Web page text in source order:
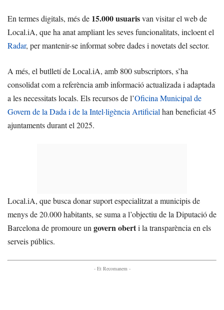
En termes digitals, més de 15.000 usuarisvan visitar el web de
Local.iA, que ha anat ampliant les seves funcionalitats, incloent el
Radar, per mantenir-se informat sobre dades i novetats del sector.
A més, el butlletí de Local.iA, amb 800 subscriptors, s’ha
consolidat com a referència amb informació actualizada i adaptada
a les necessitats locals. Els recursos de l’Oficina Municipal de
Govern de la Dada i de la Intel·ligència Artificial han beneficiat 45
ajuntaments durant el 2025.
Local.iA, que busca donar suport especialitzat a municipis de
menys de 20.000 habitants, se suma a l’objectiu de la Diputació de
Barcelona de promoure un govern oberti la transparència en els
serveis públics.
- Et Recomanem -